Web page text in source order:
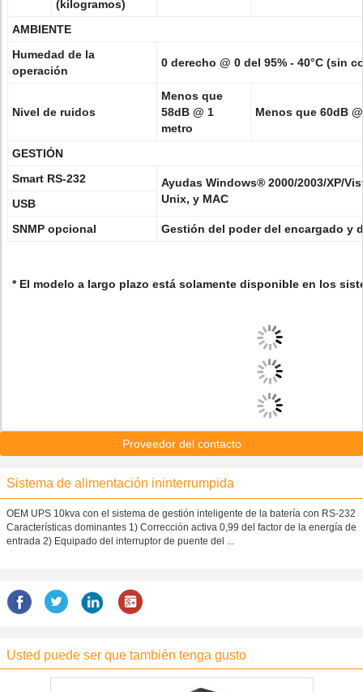
(kilogramos)
AMBIENTE
Humedad de la
operación
0 derecho @ 0 del 95% - 40°C (sin
Nivel de ruidos
Menos que
58dB @ 1
metro
Menos que 60dB
GESTIÓN
Smart RS-232
Ayudas Windows® 2000/2003/XP/
Unix, y MAC
USB
SNMP opcional
Gestión del poder del encargado y
* El modelo a largo plazo está solamente disponible en los
Proveedor del contacto
Sistema de alimentación ininterrumpida
OEM UPS 10kva con el sistema de gestión inteligente de la batería con RS-232
Características dominantes 1) Corrección activa 0,99 del factor de la energía de
entrada 2) Equipado del interruptor de puente del ...
Usted puede ser que también tenga gusto